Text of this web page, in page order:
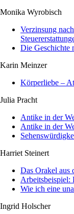
Monika Wyrobisch
Verzinsung
Die Geschichte
Karin Meinzer
Körperliebe –
Julia Pracht
Antike in der
Antike in der
Harriet Steinert
Das Orakel aus
Arbeitsbeispiel:
Wie ich eine
Ingrid Holscher